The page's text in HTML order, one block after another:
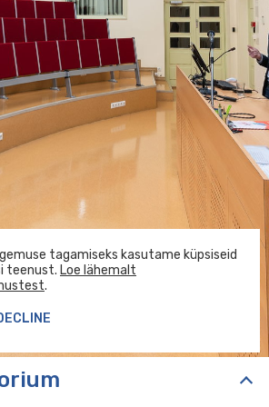
tagamiseks kasutame küpsiseid
teenust. Loe lähemalt
.
valdkond 12
3
üksused
7
üldkeeleteaduse instituut